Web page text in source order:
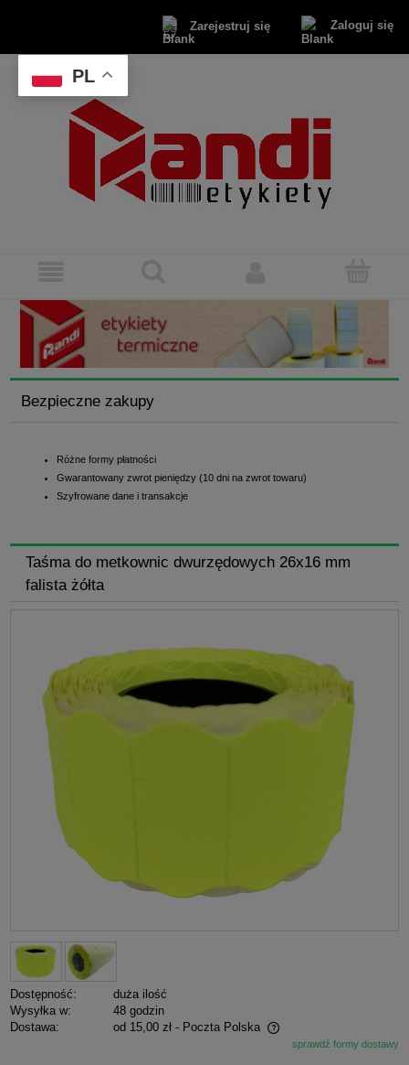
Zarejestruj się Zaloguj się
Bezpieczne zakupy
Różne formy płatności
Gwarantowany zwrot pieniędzy (10 dni na zwrot towaru)
Szyfrowane dane i transakcje
Taśma do metkownic dwurzędowych 26x16 mm
falista żółta
Dostępność:
duża ilość
Wysyłka w:
48 godzin
Dostawa:
od 15,00 zł - Poczta Polska
Cena nie zawiera ewentualnych kosztów płatnościsprawdź formy dostawy
PL